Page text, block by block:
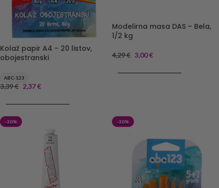
Kolaž papir A4 – 20 listov,
obojestranski
ABC-123
3,39€ 2,37€
Modelirna masa DAS – Bela,
1/2 kg
4,29€ 3,00€
-30% -30%